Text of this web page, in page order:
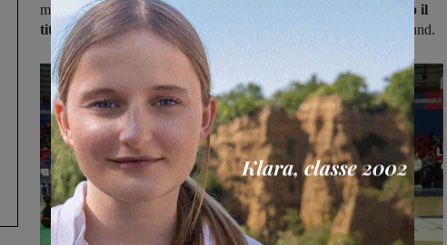
mixed martial art e istruttore di boxe competition) ha
conquistato il
titolo italianonella categoria -63kg, vincendo per ko al primo round.